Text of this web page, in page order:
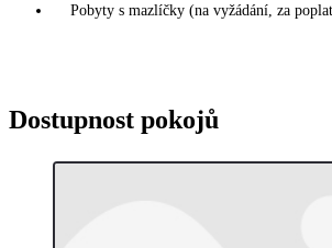
Pobyty s mazlíčky (na vyžádání, za
Dostupnost pokojů